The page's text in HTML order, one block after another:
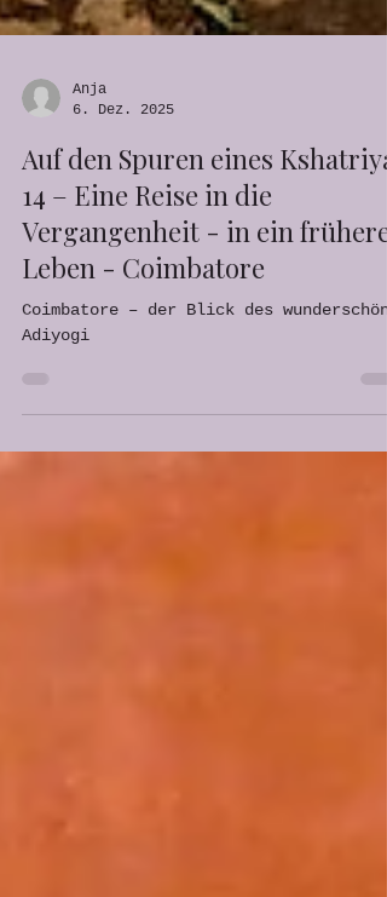
Anja
6. Dez. 2025
Auf den Spuren eines Kshatriya
14 – Eine Reise in die
Vergangenheit - in ein früheres
Leben - Coimbatore